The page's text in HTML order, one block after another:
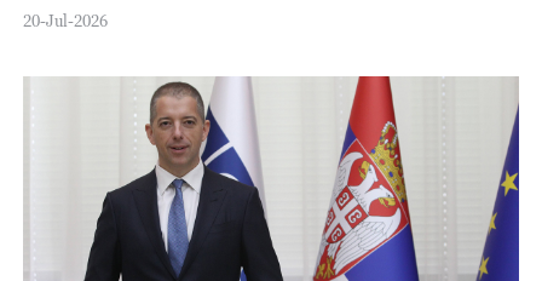
20-Jul-2026